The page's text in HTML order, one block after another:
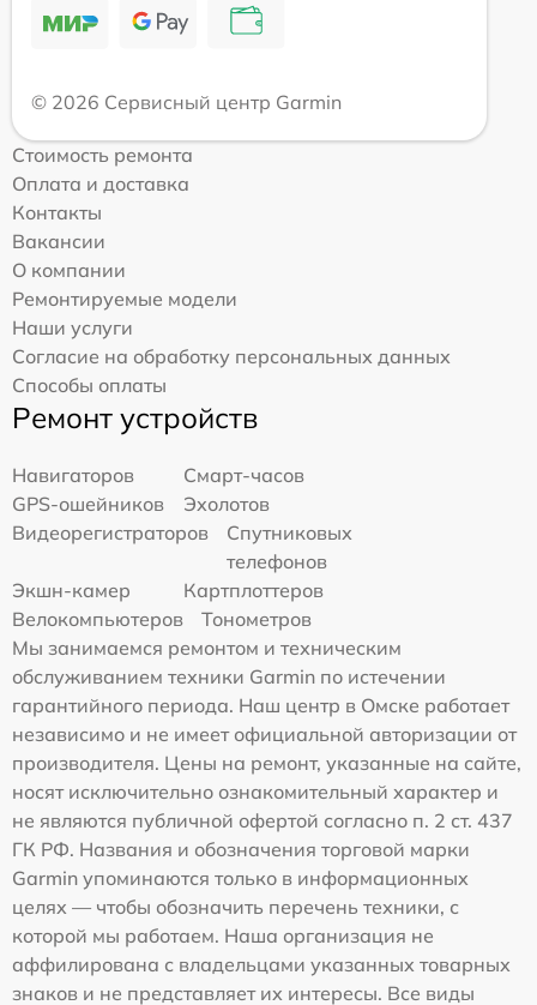
© 2026 Сервисный центр Garmin
Стоимость ремонта
Оплата и доставка
Контакты
Вакансии
О компании
Ремонтируемые модели
Наши услуги
Согласие на обработку персональных данных
Способы оплаты
Ремонт устройств
Навигаторов
Смарт-часов
GPS-ошейников
Эхолотов
Видеорегистраторов
Спутниковых
телефонов
Экшн-камер
Картплоттеров
Велокомпьютеров
Тонометров
Мы занимаемся ремонтом и техническим
обслуживанием техники Garmin по истечении
гарантийного периода. Наш центр в Омске работает
независимо и не имеет официальной авторизации от
производителя. Цены на ремонт, указанные на сайте,
носят исключительно ознакомительный характер и
не являются публичной офертой согласно п. 2 ст. 437
ГК РФ. Названия и обозначения торговой марки
Garmin упоминаются только в информационных
целях — чтобы обозначить перечень техники, с
которой мы работаем. Наша организация не
аффилирована с владельцами указанных товарных
знаков и не представляет их интересы. Все виды